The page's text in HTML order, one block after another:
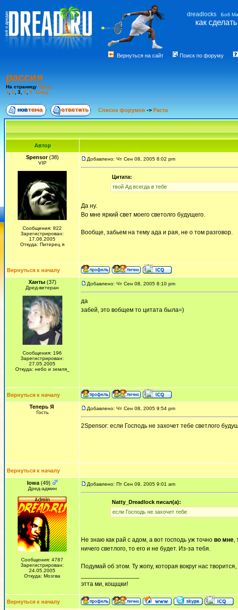
dreadlocks Боб
как
Вернуться на сайт Поиск по форуму
рассия
На страницу Пред.
1
2 3 4 5 След.
Список форумов -> Раста
Автор
Spensor(38)
VIP
Сообщения: 822
Зарегистрирован:
17.06.2005
Откуда: Питерец я
Добавлено: Чт Сен 08, 2005 8:02 pm
Цитата:
твой Ад всегда в тебе
Да ну.
Во мне яркий свет моего светолго будущего.
Вообще, забьем на тему ада и рая, не о том разговор.
Вернуться к началу
Ханты(37)
Дред-ветеран
Сообщения: 196
Зарегистрирован:
27.05.2005
Откуда: небо и земля_
Добавлено: Чт Сен 08, 2005 8:10 pm
да
забей, это вобщем то цитата была=)
Вернуться к началу
Теперь Я
Гость
Добавлено: Чт Сен 08, 2005 9:54 pm
2Spensor: если Гоcподь не захочет тебе светлого
Вернуться к началу
Iowa (49)
Дред-админ
Сообщения: 4787
Зарегистрирован:
24.05.2005
Откуда: Мозгва
Добавлено: Пт Сен 09, 2005 9:01 am
Natty_Dreadlock писал(а):
если Гоcподь не захочет тебе
Не знаю как рай с адом, а вот господь уж точно во мне,
ничего светлого, то его и не будет. Из-за тебя.
Подумай об этом. Ту жопу, которая вокруг нас
этта ми, кощщки!
Вернуться к началу